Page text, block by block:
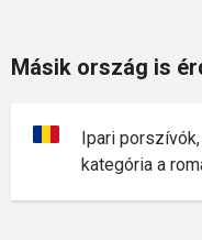
Másik ország is
Ipari
kategória a